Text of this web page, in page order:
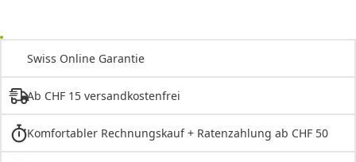
Swiss Online Garantie
Ab CHF 15 versandkostenfrei
Komfortabler Rechnungskauf + Ratenzahlung ab CHF 50